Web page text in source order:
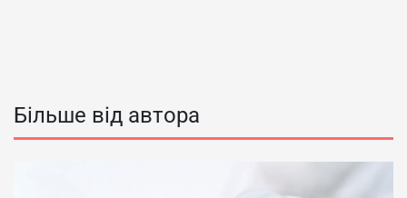
Більше від автора